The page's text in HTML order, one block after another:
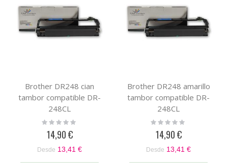
Brother DR248 cian
tambor compatible DR-
248CL
Rating:
14,90 €
Desde 13,41 €
Brother DR248 amarillo
tambor compatible DR-
248CL
Rating:
14,90 €
Desde 13,41 €